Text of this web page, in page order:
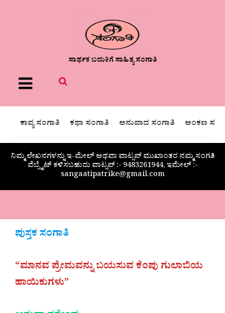
ಸಾರ್ಥಕ ಬದುಕಿಗೆ ಸಾಹಿತ್ಯ ಸಂಗಾತಿ
Menu
ಕಾವ್ಯ ಸಂಗಾತಿ ಕಥಾ ಸಂಗಾತಿ ಅನುವಾದ ಸಂಗಾತಿ ಅಂಕಣ
ನಿಮ್ಮ ಲೇಖನಗಳನ್ನು ಇ-ಮೇಲ್ ಅಥವಾ ವಾಟ್ಸಪ್ ಮುಖಾಂತರ ನಮ್ಮ ಸಂಗತಿ
ವೆಬ್ಸೈಟ್ ಕಳಿಸಬಹುದು ವಾಟ್ಸಪ್‌ :- 9483261944, ಇಮೇಲ್ :-
sangaatipatrike@gmail.com
ಪುಸ್ತಕ ಸಂಗಾತಿ
“ಮಾನವ ಪ್ರೇಮವನ್ನು ಬಯಸುವ ಕೆಂಪು ಗುಲಾಬಿಯ
ಹಾಯಿಕುಗಳು”